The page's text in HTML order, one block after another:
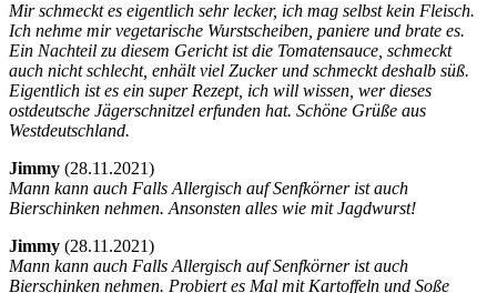
Mir schmeckt es eigentlich sehr lecker, ich mag selbst kein Fleisch.
Ich nehme mir vegetarische Wurstscheiben, paniere und brate es.
Ein Nachteil zu diesem Gericht ist die Tomatensauce, schmeckt
auch nicht schlecht, enhält viel Zucker und schmeckt deshalb süß.
Eigentlich ist es ein super Rezept, ich will wissen, wer dieses
ostdeutsche Jägerschnitzel erfunden hat. Schöne Grüße aus
Westdeutschland.
Jimmy (28.11.2021)
Mann kann auch Falls Allergisch auf Senfkörner ist auch
Bierschinken nehmen. Ansonsten alles wie mit Jagdwurst!
Jimmy (28.11.2021)
Mann kann auch Falls Allergisch auf Senfkörner ist auch
Bierschinken nehmen. Probiert es Mal mit Kartoffeln und Soße